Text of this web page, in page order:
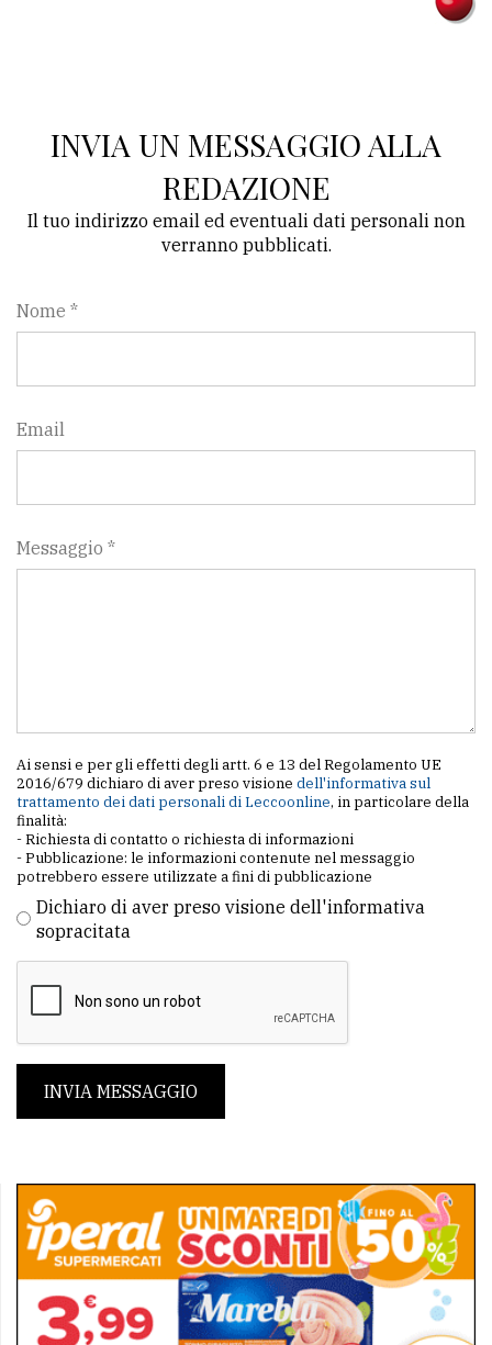
INVIA UN MESSAGGIO ALLA
REDAZIONE
Il tuo indirizzo email ed eventuali dati personali non
verranno pubblicati.
Nome *
Email
Messaggio *
Ai sensi e per gli effetti degli artt. 6 e 13 del Regolamento UE
2016/679 dichiaro di aver preso visione dell'informativa sul
trattamento dei dati personali di Leccoonline, in particolare della
finalità:
- Richiesta di contatto o richiesta di informazioni
- Pubblicazione: le informazioni contenute nel messaggio
potrebbero essere utilizzate a fini di pubblicazione
Dichiaro di aver preso visione dell'informativa
sopracitata
INVIA MESSAGGIO